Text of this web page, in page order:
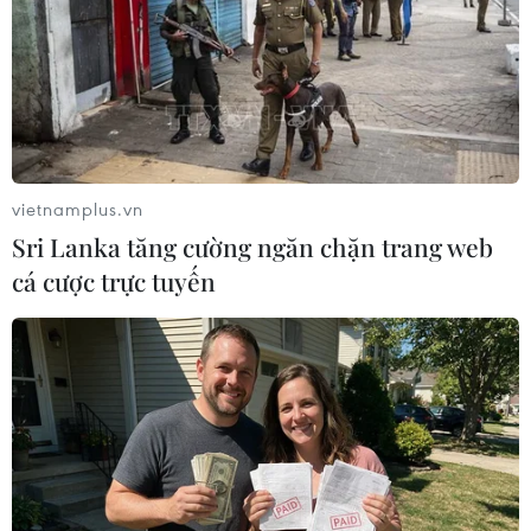
phương tiện đưa 1.200 công nhân lao động về
quê đón Tết cùng gia đình (điểm đến là Thanh
Hóa, Nghệ An, Hà Tĩnh và một số tỉnh phía Bắc).
Bên cạnh đó, Liên đoàn Lao động các quận,
huyện, thị xã, Công đoàn ngành chung tay với
đưa công nhân về quê đón Tết, đón công nhân
quay trở lại làm việc sau Tết.
Dự báo năm 2023 tiếp tục khó khăn đối với
doanh nghiệp, đội ngũ công nhân lao động và tổ
chức Công đoàn vẫn đối mặt nhiều thách thức
nhưng với truyền thống giai cấp, tinh thần tự
lực, tự cường, nỗ lực vươn lên, lãnh đạo thành
phố, tổ chức Công đoàn tin tưởng công nhân lao
động Thủ đô sẽ phát huy tinh thần đoàn kết, ra
vietnamplus.vn
Sri Lanka tăng cường ngăn chặn trang web
cá cược trực tuyến